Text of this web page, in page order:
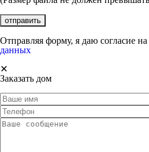
Отправляя форму, я даю согласие на
данных
✕
Заказать дом